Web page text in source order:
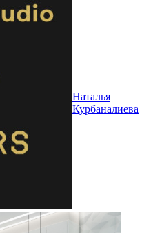
Наталья
Курбаналиева